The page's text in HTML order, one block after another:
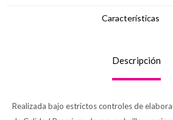
Características
Descripción
Realizada bajo estrictos controles de